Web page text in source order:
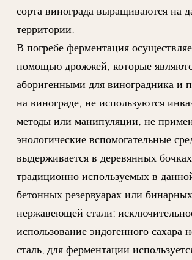
сорта винограда выращиваются на
территории.
В погребе ферментация
помощью дрожжей, которые
аборигенными для виноградника и
на винограде, не используются
методы или манипуляции, не
энологические вспомогательные
выдерживается в деревянных
традиционно используемых в
бетонных резервуарах или
нержавеющей стали;
использование эндогенного сахара
сталь; для ферментации